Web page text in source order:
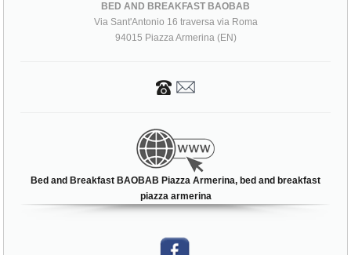
BED AND BREAKFAST BAOBAB
Via Sant'Antonio 16 traversa via Roma
94015 Piazza Armerina (EN)
Bed and Breakfast BAOBAB Piazza Armerina, bed and breakfast
piazza armerina